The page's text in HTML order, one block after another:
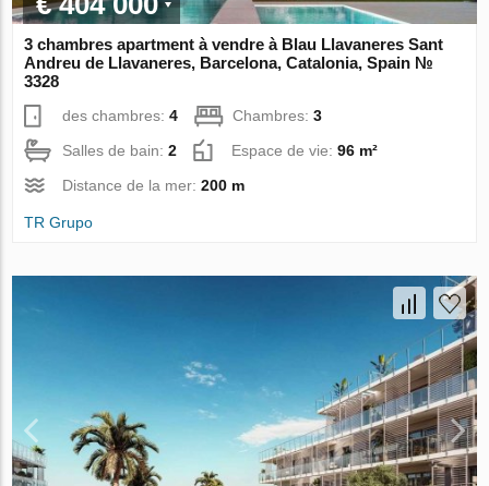
3 chambres apartment à vendre à Blau Llavaneres Sant
Andreu de Llavaneres, Barcelona, Catalonia, Spain №
3328
des chambres:4 Chambres:3
Salles de bain:2 Espace de vie:96 m²
Distance de la mer:200 m
TR Grupo